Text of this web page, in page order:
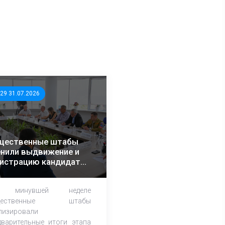
31.07.2026
штабы
выдвижение и
кандидатов
минувшей неделе
штабы
итоги этапа